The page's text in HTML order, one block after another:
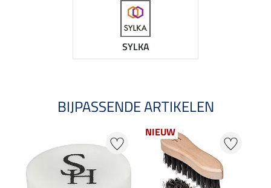
SYLKA
BIJPASSENDE ARTIKELEN
NIEUW